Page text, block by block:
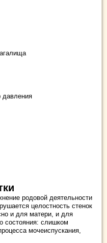
давления
родовой деятельности
целостность стенок
и для матери, и для
состояния: слишком
мочеиспускания,